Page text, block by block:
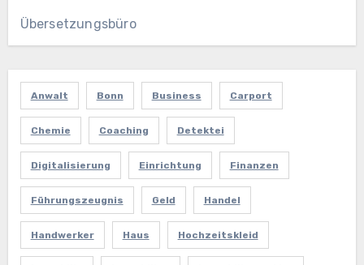
Übersetzungsbüro
Anwalt Bonn Business Carport
Chemie Coaching Detektei
Digitalisierung Einrichtung Finanzen
Führungszeugnis Geld Handel
Handwerker Haus Hochzeitskleid